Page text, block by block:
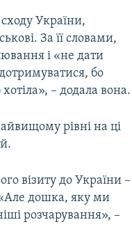
України,
За її словами,
і «не дати
бо
– додала вона.
рівні на ці
візиту до України –
дошка, яку ми
розчарування», –